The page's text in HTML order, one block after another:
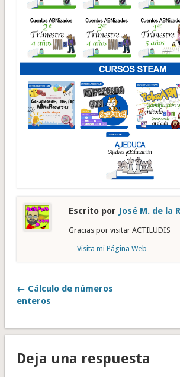
Escrito por José M. de la
Gracias por visitar ACTILUDIS
Visita mi Página Web
← Cálculo de números
enteros
Deja una respuesta